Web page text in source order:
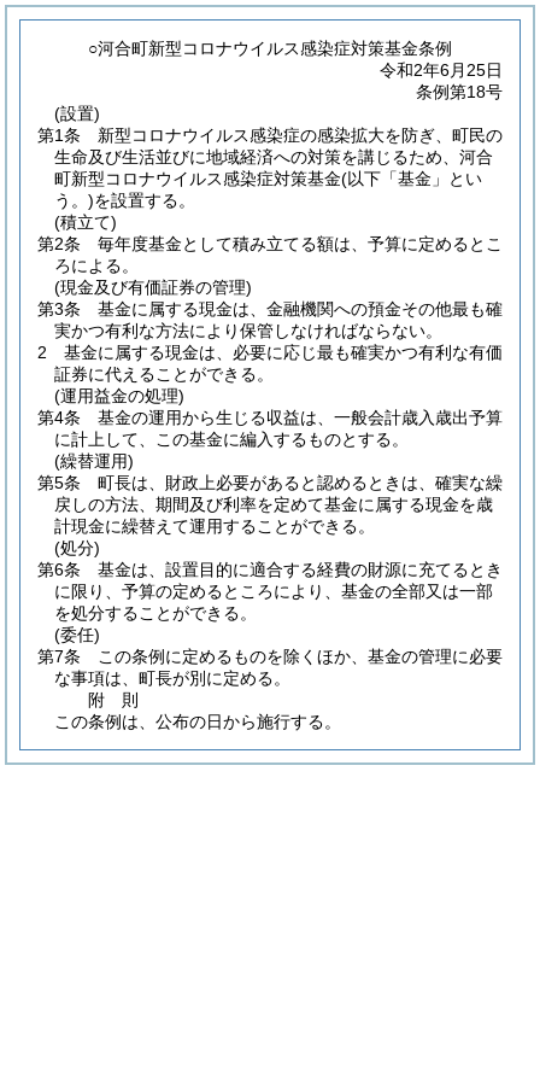
○河合町新型コロナウイルス感染症対策基金条例
令和2年6月25日
条例第18号
(設置)
第1条
新型コロナウイルス感染症の感染拡大を防ぎ、町民の
生命及び生活並びに地域経済への対策を講じるため、河合
町新型コロナウイルス感染症対策基金(以下「基金」とい
う。)を設置する。
(積立て)
第2条
毎年度基金として積み立てる額は、予算に定めるとこ
ろによる。
(現金及び有価証券の管理)
第3条
基金に属する現金は、金融機関への預金その他最も確
実かつ有利な方法により保管しなければならない。
2
基金に属する現金は、必要に応じ最も確実かつ有利な有価
証券に代えることができる。
(運用益金の処理)
第4条
基金の運用から生じる収益は、一般会計歳入歳出予算
に計上して、この基金に編入するものとする。
(繰替運用)
第5条
町長は、財政上必要があると認めるときは、確実な繰
戻しの方法、期間及び利率を定めて基金に属する現金を歳
計現金に繰替えて運用することができる。
(処分)
第6条
基金は、設置目的に適合する経費の財源に充てるとき
に限り、予算の定めるところにより、基金の全部又は一部
を処分することができる。
(委任)
第7条
この条例に定めるものを除くほか、基金の管理に必要
な事項は、町長が別に定める。
附 則
この条例は、公布の日から施行する。